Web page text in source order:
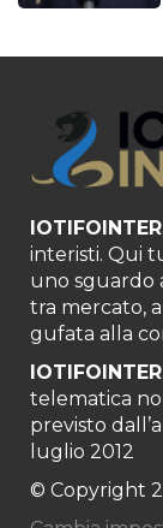
interisti. Qui
uno sguardo
tra mercato,
gufata alla
telematica
previsto
luglio 2012
© Copyright